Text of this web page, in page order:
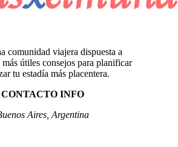
comunidad viajera dispuesta a
útiles consejos para planificar
tu estadía más placentera.
CONTACTO INFO
Aires, Argentina